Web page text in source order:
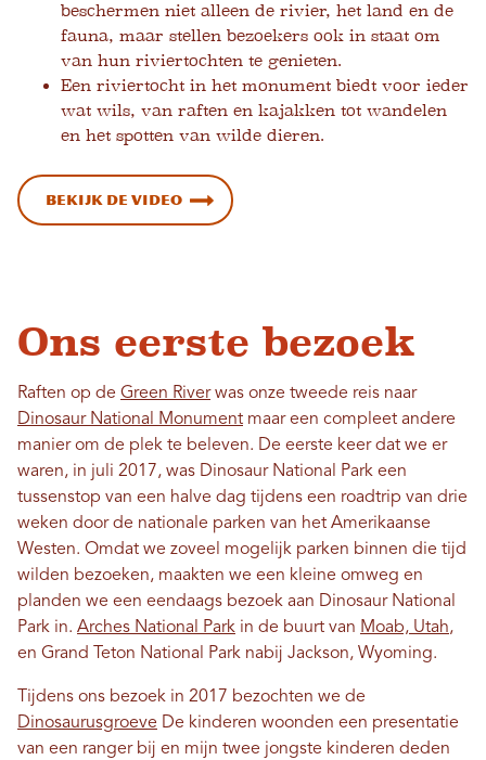
beschermen niet alleen de rivier, het land en de
fauna, maar stellen bezoekers ook in staat om
van hun riviertochten te genieten.
Een riviertocht in het monument biedt voor ieder
wat wils, van raften en kajakken tot wandelen
en het spotten van wilde dieren.
Bekijk de video
Ons eerste bezoek
Raften op de Green Riverwas onze tweede reis naar
Dinosaur National Monument maar een compleet andere
manier om de plek te beleven. De eerste keer dat we er
waren, in juli 2017, was Dinosaur National Park een
tussenstop van een halve dag tijdens een roadtrip van drie
weken door de nationale parken van het Amerikaanse
Westen. Omdat we zoveel mogelijk parken binnen die tijd
wilden bezoeken, maakten we een kleine omweg en
planden we een eendaags bezoek aan Dinosaur National
Park in. Arches National Park in de buurt van Moab, Utah,
en Grand Teton National Park nabij Jackson, Wyoming.
Tijdens ons bezoek in 2017 bezochten we de
Dinosaurusgroeve De kinderen woonden een presentatie
van een ranger bij en mijn twee jongste kinderen deden